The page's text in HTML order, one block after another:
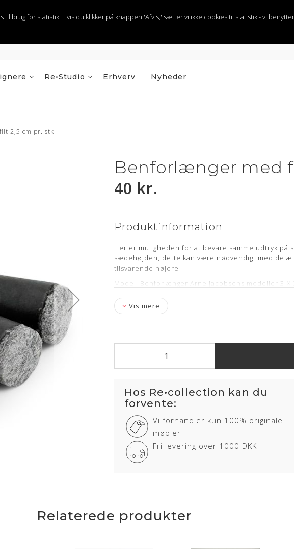
brug for statistik. Hvis du klikker på knappen 'Afvis,' sætter vi ikke cookies til statistik - vi
Re•Studio
Nyheder
Erhverv
2,5 cm pr. stk.
Benforlænger med
40 kr.
Produktinformation
Her er muligheden for at bevare samme udtryk på
sædehøjden, dette kan være nødvendigt med de
tilsvarende højere
Model: Benforlænger Arne Jacobsens modeller 3-X-
Filt: Original filt, som er påsvjeset ( Lang Holdbartid)
Mål: Øger Siddehøjden med 2,5 cm
Levering: ca. 1-3 hverdage
Monteringsvejledning medfølger
Vis mere
Hos Re•collection kan du
forvente:
Vi forhandler kun 100% originale
møbler
Fri levering over 1000 DKK
Relaterede produkter